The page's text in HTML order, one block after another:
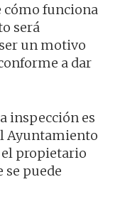
cómo funciona
será
un motivo
a dar
inspección es
Ayuntamiento
propietario
se puede